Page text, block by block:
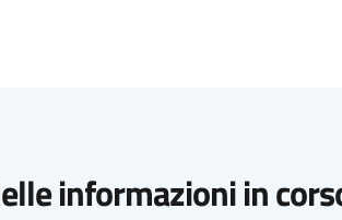
informazioni in